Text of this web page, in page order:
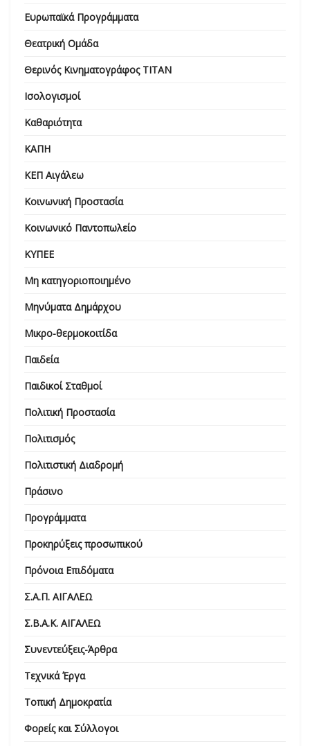
Ευρωπαϊκά Προγράμματα
Θεατρική Ομάδα
Θερινός Κινηματογράφος ΤΙΤΑΝ
Ισολογισμοί
Καθαριότητα
ΚΑΠΗ
ΚΕΠ Αιγάλεω
Κοινωνική Προστασία
Κοινωνικό Παντοπωλείο
ΚΥΠΕΕ
Μη κατηγοριοποιημένο
Μηνύματα Δημάρχου
Μικρο-θερμοκοιτίδα
Παιδεία
Παιδικοί Σταθμοί
Πολιτική Προστασία
Πολιτισμός
Πολιτιστική Διαδρομή
Πράσινο
Προγράμματα
Προκηρύξεις προσωπικού
Πρόνοια Επιδόματα
Σ.Α.Π. ΑΙΓΑΛΕΩ
Σ.Β.Α.Κ. ΑΙΓΑΛΕΩ
Συνεντεύξεις-Άρθρα
Τεχνικά Έργα
Τοπική Δημοκρατία
Φορείς και Σύλλογοι